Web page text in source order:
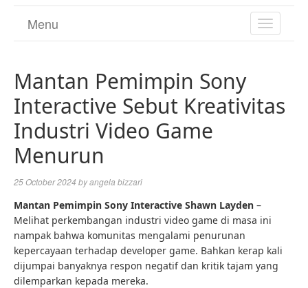
TOGGLE
Menu
Mantan Pemimpin Sony
Interactive Sebut Kreativitas
Industri Video Game
Menurun
25 October 2024 byangela bizzari
Mantan Pemimpin Sony Interactive Shawn Layden –
Melihat perkembangan industri video game di masa ini
nampak bahwa komunitas mengalami penurunan
kepercayaan terhadap developer game. Bahkan kerap kali
dijumpai banyaknya respon negatif dan kritik tajam yang
dilemparkan kepada mereka.